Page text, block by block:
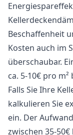
Beschaffenheit
Kosten auch im
überschaubar.
ca. 5-10€ pro
Falls Sie Ihre
kalkulieren Sie
ein. Der
zwischen 35-50€